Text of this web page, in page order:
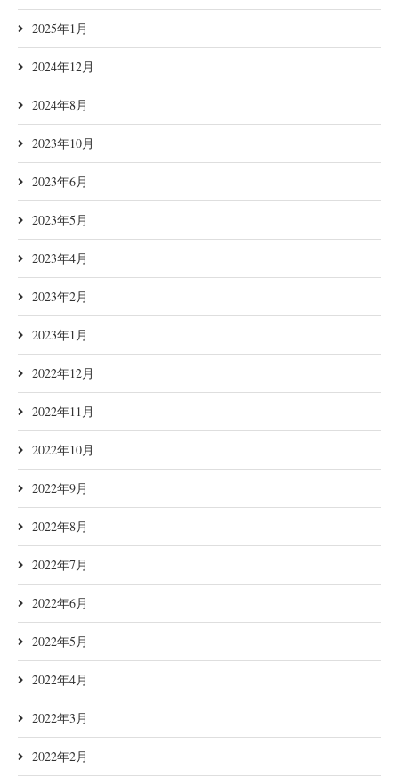
2025年1月
2024年12月
2024年8月
2023年10月
2023年6月
2023年5月
2023年4月
2023年2月
2023年1月
2022年12月
2022年11月
2022年10月
2022年9月
2022年8月
2022年7月
2022年6月
2022年5月
2022年4月
2022年3月
2022年2月